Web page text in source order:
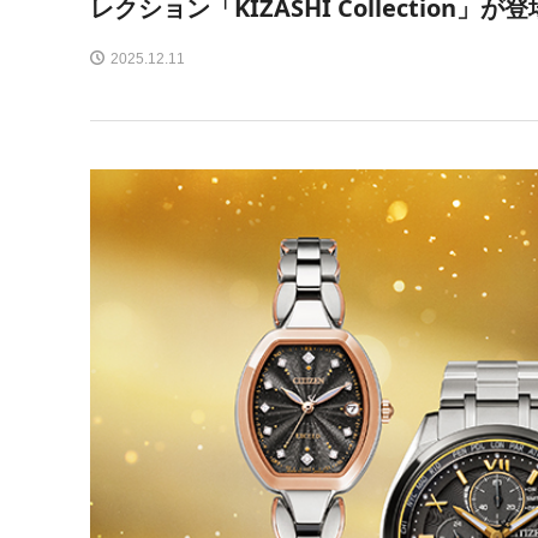
レクション「KIZASHI Collection」が登
2025.12.11